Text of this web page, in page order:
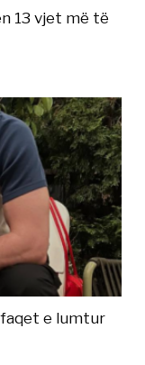
13 vjet më të
e lumtur